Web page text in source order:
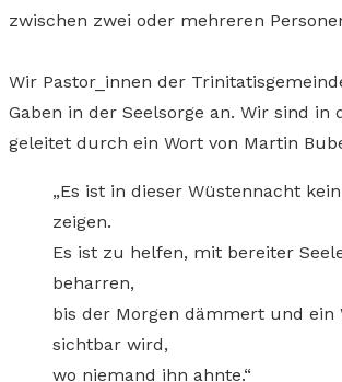
zwischen zwei oder mehreren
Wir Pastor_innen der
Gaben in der Seelsorge an. Wir sind in
geleitet durch ein Wort von Martin
„Es ist in dieser Wüstennacht
zeigen.
Es ist zu helfen, mit bereiter
beharren,
bis der Morgen dämmert und ein
sichtbar wird,
wo niemand ihn ahnte.“